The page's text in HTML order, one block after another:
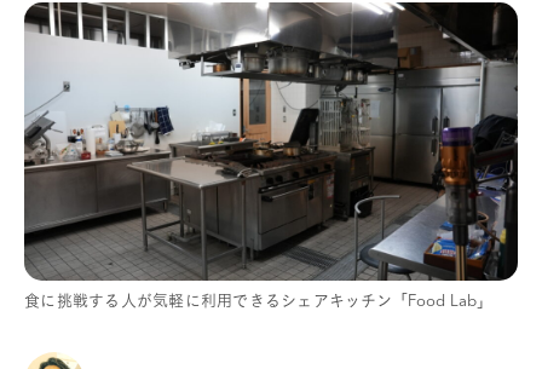
食に挑戦する人が気軽に利用できるシェアキッチン「Food Lab」